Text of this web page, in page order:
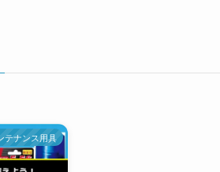
テナンス用具